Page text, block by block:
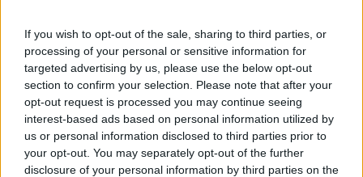
If you wish to opt-out of the sale, sharing to third parties, or
processing of your personal or sensitive information for
targeted advertising by us, please use the below opt-out
section to confirm your selection. Please note that after your
opt-out request is processed you may continue seeing
interest-based ads based on personal information utilized by
us or personal information disclosed to third parties prior to
your opt-out. You may separately opt-out of the further
disclosure of your personal information by third parties on the
συνταξιδιώτες κι εραστές.
Δεν υπόσχονται τίποτα - όσοι έχουν έρθει στα λάιβ
της Μάρθας ξέρουν καλά πού το πάει.
Όσοι έρθουν πρώτη φορά, ας είναι προετοιμασμένοι
να υπογράψουν σύμφωνο αιώνιας πίστης και
αφοσίωσης. Άτυπο αλλά αδύνατο να λυθεί.